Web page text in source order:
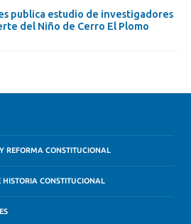
publica estudio de investigadores
del Niño de Cerro El Plomo
REFORMA CONSTITUCIONAL
CONSTITUCIONAL